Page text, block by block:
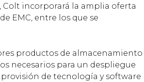
Colt incorporará la amplia oferta
EMC, entre los que se
productos de almacenamiento
necesarios para un despliegue
de tecnología y software